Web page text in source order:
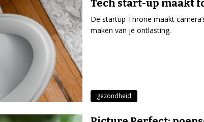
Tech start-up maakt
De startup Throne maakt
maken van je ontlasting.
gezondheid